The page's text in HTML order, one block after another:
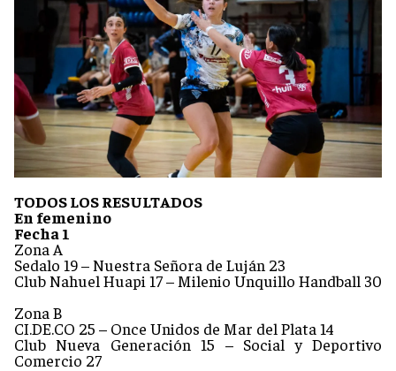
TODOS LOS RESULTADOS
En femenino
Fecha 1
Zona A
Sedalo 19 – Nuestra Señora de Luján 23
Club Nahuel Huapi 17 – Milenio Unquillo Handball 30
Zona B
CI.DE.CO 25 – Once Unidos de Mar del Plata 14
Club Nueva Generación 15 – Social y Deportivo
Comercio 27